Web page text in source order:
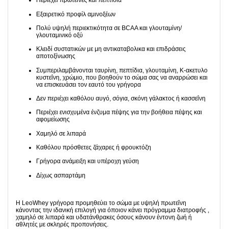
Εξαιρετικό προφίλ αμινοξέων
Πολύ υψηλή περιεκτικότητα σε BCAA και γλουταμίνη/
γλουταμινικό οξύ
Κλειδί συστατικών με μη αντικαταβολικα και επιδράσεις
αποτοξίνωσης
Συμπεριλαμβάνονται ταυρίνη, πεπτίδια, γλουταμίνη, Κ-ακετυλο
κυστεΐνη, χρώμιο, που βοηθούν το σώμα σας να αναρρώσει και
να επισκευάσει τον εαυτό του γρήγορα
Δεν περιέχει καθόλου αυγό, σόγια, σκόνη γάλακτος ή κασσεΐνη
Περιέχει ενισχυμένα ένζυμα πέψης για την βοήθεια πέψης και
αφομείωσης
Χαμηλό σε λιπαρά
Καθόλου πρόσθετες ζάχαρες ή φρουκτόζη
Γρήγορα ανάμειξη και υπέροχη γεύση
Δίχως ασπαρτάμη
Η LeoWhey γρήγορα προμηθεύει το σώμα με υψηλή πρωτεΐνη
κάνοντας την ιδανική επιλογή για όποιον κάνει πρόγραμμα διατροφής ,
χαμηλό σε λιπαρά και υδατάνθρακες όσους κάνουν έντονη ζωή ή
αθλητές με σκληρές προπονήσεις.